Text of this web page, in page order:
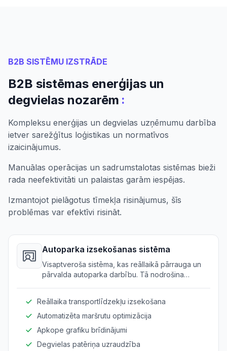
B2B SISTĒMU IZSTRĀDE
B2B sistēmas enerģijas un
degvielas nozarēm :
Kompleksu enerģijas un degvielas uzņēmumu darbība
ietver sarežģītus loģistikas un normatīvos
izaicinājumus.
Manuālas operācijas un sadrumstalotas sistēmas bieži
rada neefektivitāti un palaistas garām iespējas.
Izmantojot pielāgotus tīmekļa risinājumus, šīs
problēmas var efektīvi risināt.
Autoparka izsekošanas sistēma
Visaptveroša sistēma, kas reāllaikā pārrauga un
pārvalda autoparka darbību. Tā nodrošina
Reāllaika transportlīdzekļu izsekošana
Automatizēta maršrutu optimizācija
Apkope grafiku brīdinājumi
Degvielas patēriņa uzraudzība